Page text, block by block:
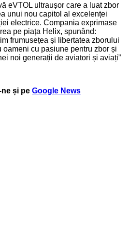
eVTOL ultraușor care a luat zbor
unui nou capitol al excelenței
electrice. Compania exprimase
pe piața Helix, spunând:
frumusețea și libertatea zborului
oameni cu pasiune pentru zbor și
noi generații de aviatori și aviați”
și pe Google News